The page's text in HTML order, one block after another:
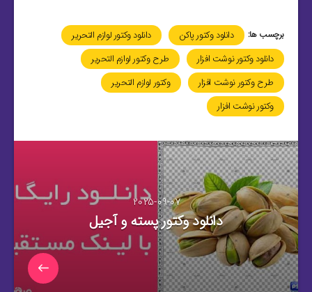
برچسب ها: دانلود وکتور پاکن
دانلود وکتور لوازم التحریر
دانلود وکتور نوشت افزار
طرح وکتور لوازم التحریر
طرح وکتور نوشت افزار
وکتور لوازم التحریر
وکتور نوشت افزار
2025-09-07
دانلود وکتور پسته و آجیل